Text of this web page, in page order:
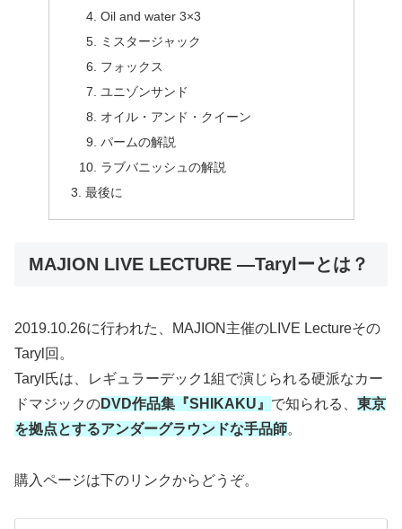
Oil and water 3×3
ミスタージャック
フォックス
ユニゾンサンド
オイル・アンド・クイーン
パームの解説
ラブバニッシュの解説
最後に
MAJION LIVE LECTURE ―Tarylーとは？
2019.10.26に行われた、MAJION主催のLIVE Lectureその
Taryl回。
Taryl氏は、レギュラーデック1組で演じられる硬派なカー
ドマジックのDVD作品集『SHIKAKU』 で知られる、 東京
を拠点とするアンダーグラウンドな手品師。
購入ページは下のリンクからどうぞ。